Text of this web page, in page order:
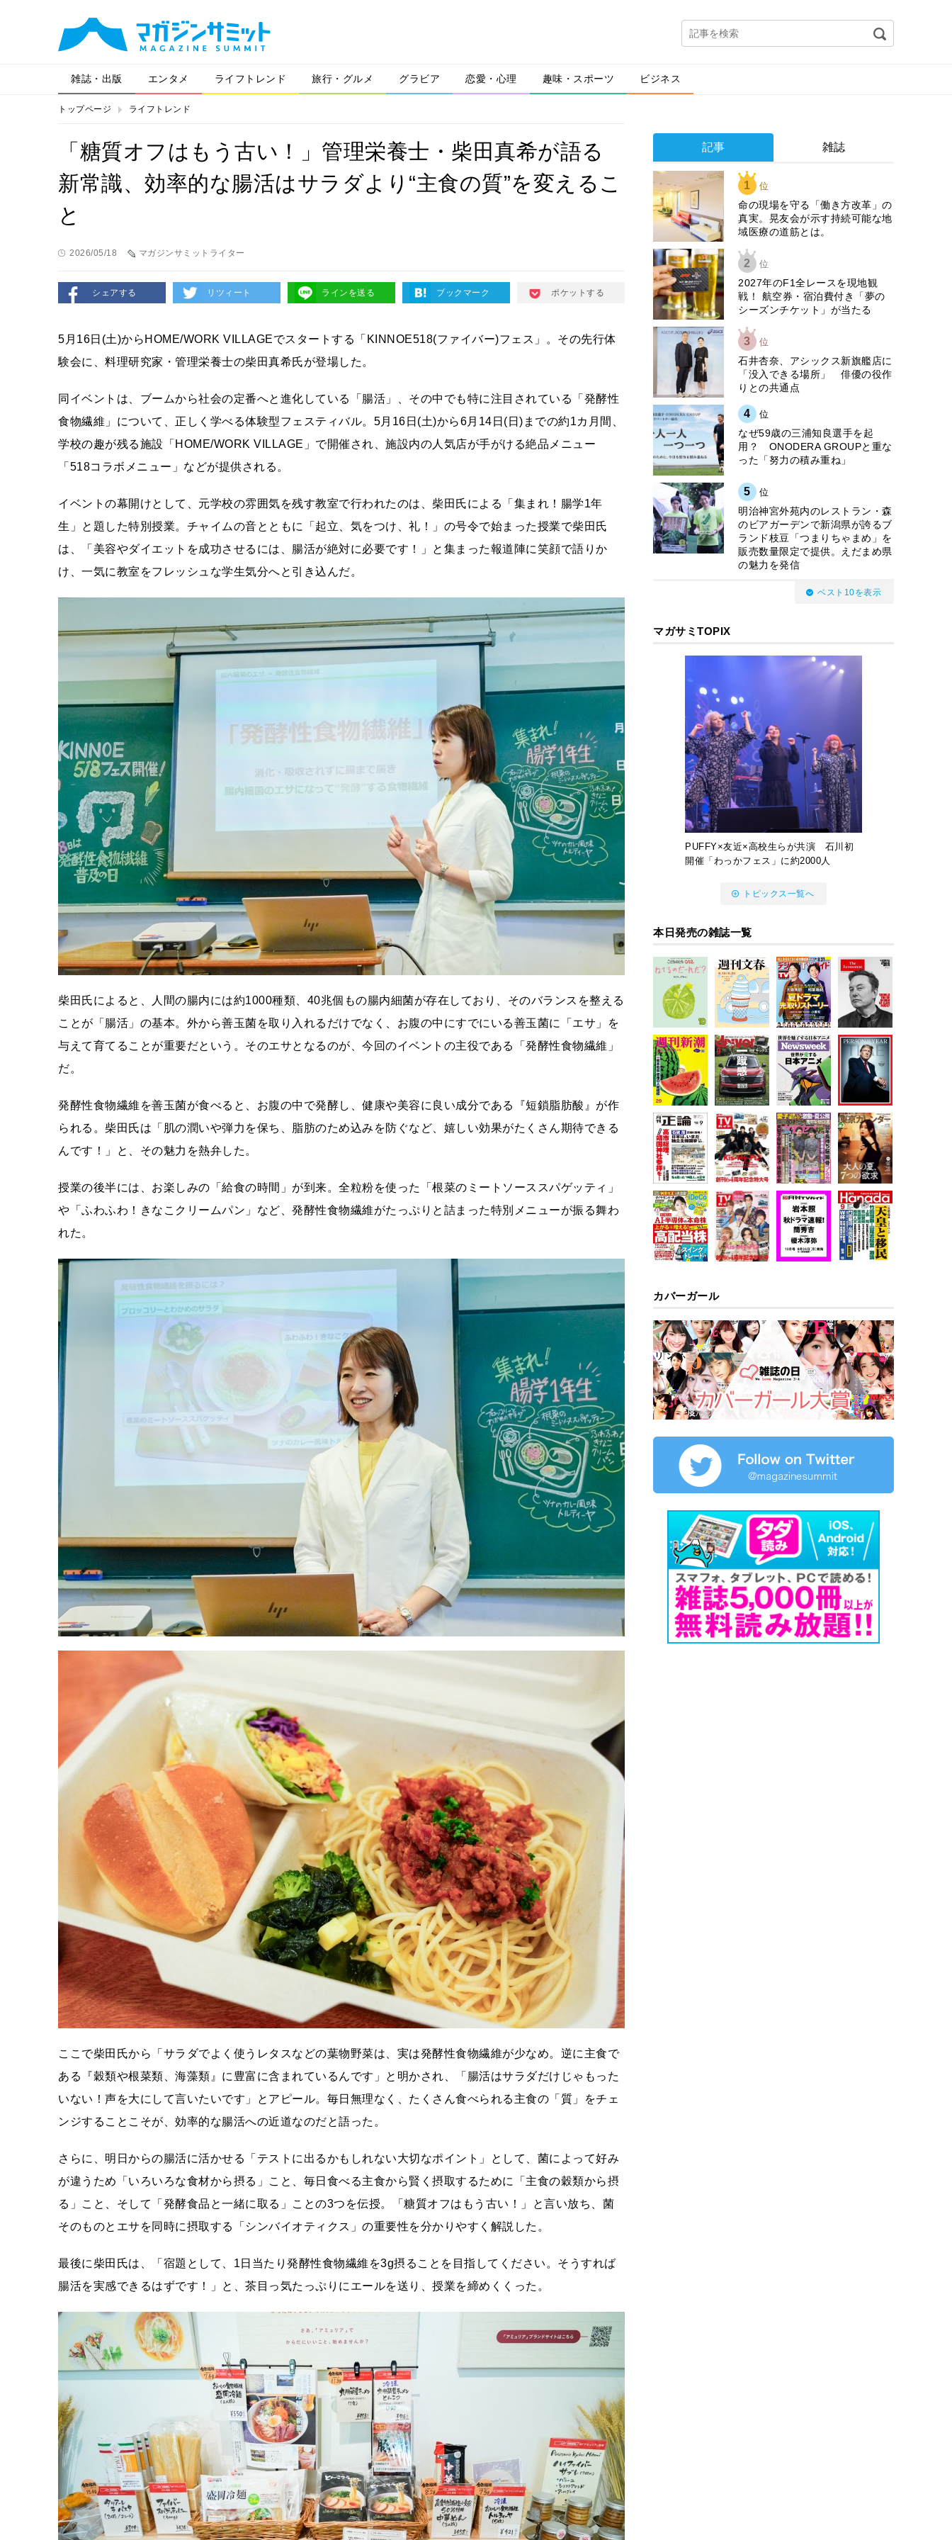
雑誌・出版 エンタメ ライフトレンド 旅行・グルメ グラビア 恋愛・心理 趣味・スポーツ ビジネス
トップページ ライフトレンド
「糖質オフはもう古い！」管理栄養士・柴田真希が語る
新常識、効率的な腸活はサラダより“主食の質”を変えるこ
と
2026/05/18 マガジンサミットライター
シェアする リツィート ラインを送る ブックマーク ポケットする
5月16日(土)からHOME/WORK VILLAGEでスタートする「KINNOE518(ファイバー)フェス」。その先行体
験会に、料理研究家・管理栄養士の柴田真希氏が登場した。
同イベントは、ブームから社会の定番へと進化している「腸活」、その中でも特に注目されている「発酵性
食物繊維」について、正しく学べる体験型フェスティバル。5月16日(土)から6月14日(日)までの約1カ月間、
学校の趣が残る施設「HOME/WORK VILLAGE」で開催され、施設内の人気店が手がける絶品メニュー
「518コラボメニュー」などが提供される。
イベントの幕開けとして、元学校の雰囲気を残す教室で行われたのは、柴田氏による「集まれ！腸学1年
生」と題した特別授業。チャイムの音とともに「起立、気をつけ、礼！」の号令で始まった授業で柴田氏
は、「美容やダイエットを成功させるには、腸活が絶対に必要です！」と集まった報道陣に笑顔で語りか
け、一気に教室をフレッシュな学生気分へと引き込んだ。
柴田氏によると、人間の腸内には約1000種類、40兆個もの腸内細菌が存在しており、そのバランスを整える
ことが「腸活」の基本。外から善玉菌を取り入れるだけでなく、お腹の中にすでにいる善玉菌に「エサ」を
与えて育てることが重要だという。そのエサとなるのが、今回のイベントの主役である「発酵性食物繊維」
だ。
発酵性食物繊維を善玉菌が食べると、お腹の中で発酵し、健康や美容に良い成分である『短鎖脂肪酸』が作
られる。柴田氏は「肌の潤いや弾力を保ち、脂肪のため込みを防ぐなど、嬉しい効果がたくさん期待できる
んです！」と、その魅力を熱弁した。
授業の後半には、お楽しみの「給食の時間」が到来。全粒粉を使った「根菜のミートソーススパゲッティ」
や「ふわふわ！きなこクリームパン」など、発酵性食物繊維がたっぷりと詰まった特別メニューが振る舞わ
れた。
ここで柴田氏から「サラダでよく使うレタスなどの葉物野菜は、実は発酵性食物繊維が少なめ。逆に主食で
ある『穀類や根菜類、海藻類』に豊富に含まれているんです」と明かされ、「腸活はサラダだけじゃもった
いない！声を大にして言いたいです」とアピール。毎日無理なく、たくさん食べられる主食の「質」をチェ
ンジすることこそが、効率的な腸活への近道なのだと語った。
さらに、明日からの腸活に活かせる「テストに出るかもしれない大切なポイント」として、菌によって好み
が違うため「いろいろな食材から摂る」こと、毎日食べる主食から賢く摂取するために「主食の穀類から摂
る」こと、そして「発酵食品と一緒に取る」ことの3つを伝授。「糖質オフはもう古い！」と言い放ち、菌
そのものとエサを同時に摂取する「シンバイオティクス」の重要性を分かりやすく解説した。
最後に柴田氏は、「宿題として、1日当たり発酵性食物繊維を3g摂ることを目指してください。そうすれば
腸活を実感できるはずです！」と、茶目っ気たっぷりにエールを送り、授業を締めくくった。
記事 雑誌
1 位
​命の現場を守る「働き方改革」の
真実。晃友会が示す持続可能な地
域医療の道筋とは。
2 位
2027年のF1全レースを現地観
戦！ 航空券・宿泊費付き「夢の
シーズンチケット」が当たる
3 位
石井杏奈、アシックス新旗艦店に
「没入できる場所」 俳優の役作
りとの共通点
4 位
なぜ59歳の三浦知良選手を起
用？ ONODERA GROUPと重な
った「努力の積み重ね」
5 位
明治神宮外苑内のレストラン・森
のビアガーデンで新潟県が誇るブ
ランド枝豆「つまりちゃまめ」を
販売数量限定で提供。えだまめ県
の魅力を発信
ベスト10を表示
マガサミTOPIX
PUFFY×友近×高校生らが共演 石川初
開催「わっかフェス」に約2000人
トピックス一覧へ
本日発売の雑誌一覧
カバーガール